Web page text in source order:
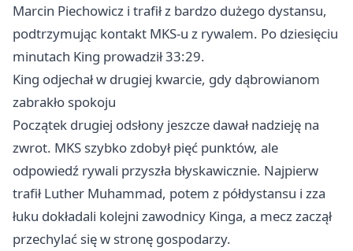
Marcin Piechowicz i trafił z bardzo dużego dystansu,
podtrzymując kontakt MKS-u z rywalem. Po dziesięciu
minutach King prowadził 33:29.
King odjechał w drugiej kwarcie, gdy dąbrowianom
zabrakło spokoju
Początek drugiej odsłony jeszcze dawał nadzieję na
zwrot. MKS szybko zdobył pięć punktów, ale
odpowiedź rywali przyszła błyskawicznie. Najpierw
trafił Luther Muhammad, potem z półdystansu i zza
łuku dokładali kolejni zawodnicy Kinga, a mecz zaczął
przechylać się w stronę gospodarzy.